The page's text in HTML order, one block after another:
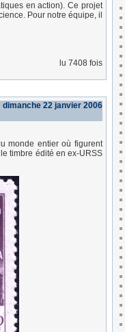
en action). Ce projet
Pour notre équipe, il
lu 7408 fois
dimanche 22 janvier 2006
monde entier où figurent
timbre édité en ex-URSS